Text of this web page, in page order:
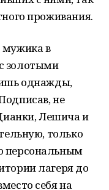
проживания.
мужика в
золотыми
однажды,
не
Лешича и
только
персональным
лагеря до
себя на